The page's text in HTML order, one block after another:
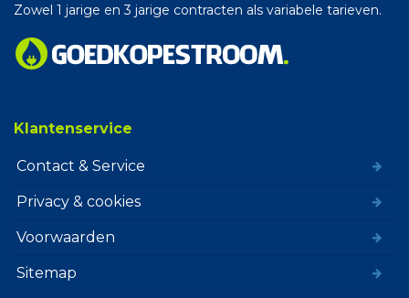
Zowel 1 jarige en 3 jarige contracten als variabele tarieven.
Klantenservice
Contact & Service
Privacy & cookies
Voorwaarden
Sitemap